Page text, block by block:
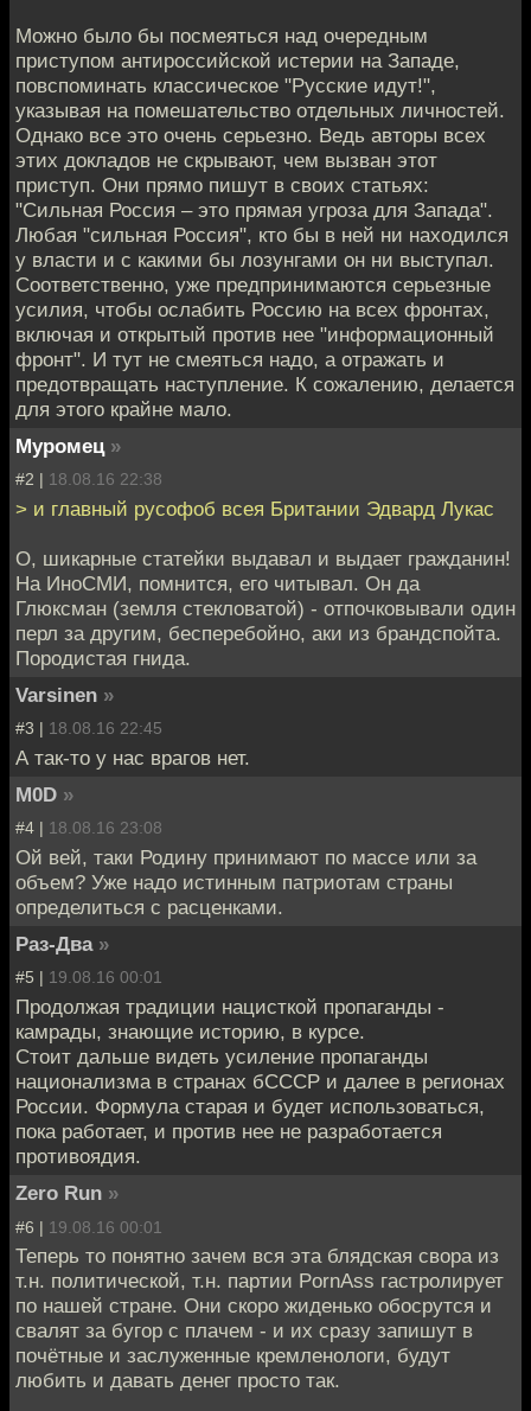
Можно было бы посмеяться над очередным
приступом антироссийской истерии на Западе,
повспоминать классическое "Русские идут!",
указывая на помешательство отдельных личностей.
Однако все это очень серьезно. Ведь авторы всех
этих докладов не скрывают, чем вызван этот
приступ. Они прямо пишут в своих статьях:
"Сильная Россия – это прямая угроза для Запада".
Любая "сильная Россия", кто бы в ней ни находился
у власти и с какими бы лозунгами он ни выступал.
Соответственно, уже предпринимаются серьезные
усилия, чтобы ослабить Россию на всех фронтах,
включая и открытый против нее "информационный
фронт". И тут не смеяться надо, а отражать и
предотвращать наступление. К сожалению, делается
для этого крайне мало.
Муромец »
#2 | 18.08.16 22:38
> и главный русофоб всея Британии Эдвард Лукас
О, шикарные статейки выдавал и выдает гражданин!
На ИноСМИ, помнится, его читывал. Он да
Глюксман (земля стекловатой) - отпочковывали один
перл за другим, бесперебойно, аки из брандспойта.
Породистая гнида.
Varsinen »
#3 | 18.08.16 22:45
А так-то у нас врагов нет.
M0D »
#4 | 18.08.16 23:08
Ой вей, таки Родину принимают по массе или за
объем? Уже надо истинным патриотам страны
определиться с расценками.
Раз-Два »
#5 | 19.08.16 00:01
Продолжая традиции нацисткой пропаганды -
камрады, знающие историю, в курсе.
Стоит дальше видеть усиление пропаганды
национализма в странах бСССР и далее в регионах
России. Формула старая и будет использоваться,
пока работает, и против нее не разработается
противоядия.
Zero Run »
#6 | 19.08.16 00:01
Теперь то понятно зачем вся эта блядская свора из
т.н. политической, т.н. партии PornAss гастролирует
по нашей стране. Они скоро жиденько обосрутся и
свалят за бугор с плачем - и их сразу запишут в
почётные и заслуженные кремленологи, будут
любить и давать денег просто так.